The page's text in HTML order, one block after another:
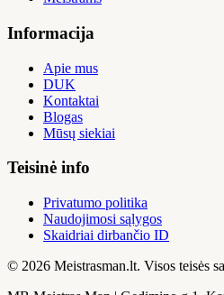
Informacija
Apie mus
DUK
Kontaktai
Blogas
Mūsų siekiai
Teisinė info
Privatumo politika
Naudojimosi sąlygos
Skaidriai dirbančio ID
© 2026 Meistrasman.lt. Visos teisės